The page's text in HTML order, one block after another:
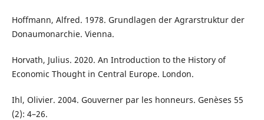
Hoffmann, Alfred. 1978. Grundlagen der Agrarstruktur der
Donaumonarchie. Vienna.
Horvath, Julius. 2020. An Introduction to the History of
Economic Thought in Central Europe. London.
Ihl, Olivier. 2004. Gouverner par les honneurs. Genèses 55
(2): 4–26.